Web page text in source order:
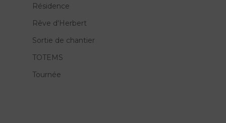
Résidence
Rêve d'Herbert
Sortie de chantier
TOTEMS
Tournée